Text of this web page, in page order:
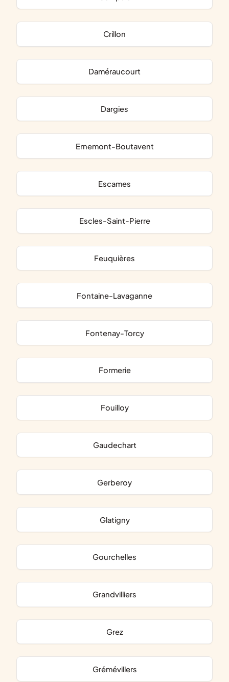
Crillon
Daméraucourt
Dargies
Ernemont-Boutavent
Escames
Escles-Saint-Pierre
Feuquières
Fontaine-Lavaganne
Fontenay-Torcy
Formerie
Fouilloy
Gaudechart
Gerberoy
Glatigny
Gourchelles
Grandvilliers
Grez
Grémévillers